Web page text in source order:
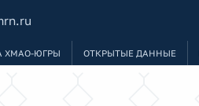
ХМАО-ЮГРЫ ОТКРЫТЫЕ ДАННЫЕ